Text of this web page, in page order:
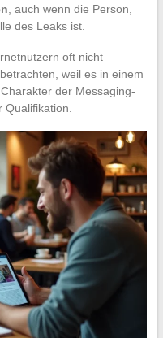
, auch wenn die Person,
des Leaks ist.
oft nicht
weil es in einem
der Messaging-
Qualifikation.